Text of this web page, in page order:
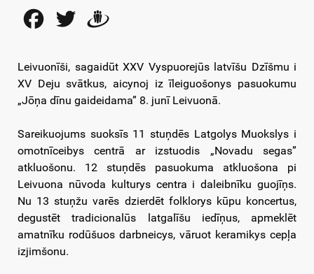
FacebookTwitter
Leivuonīši, sagaidūt XXV Vyspuorejūs latvīšu Dzīšmu i
XV Deju svātkus, aicynoj iz īleiguošonys pasuokumu
„Jōņa dīnu gaideidama” 8. junī Leivuonā.
Sareikuojums suoksīs 11 stuņdēs Latgolys Muokslys i
omotnīceibys centrā ar izstuodis „Novadu segas”
atkluošonu. 12 stuņdēs pasuokuma atkluošona pi
Leivuona nūvoda kulturys centra i daleibnīku guojīņs.
Nu 13 stuņžu varēs dzierdēt folklorys kūpu koncertus,
degustēt tradicionalūs latgalīšu iedīņus, apmeklēt
amatnīku rodūšuos darbneicys, vāruot keramikys cepļa
izjimšonu.